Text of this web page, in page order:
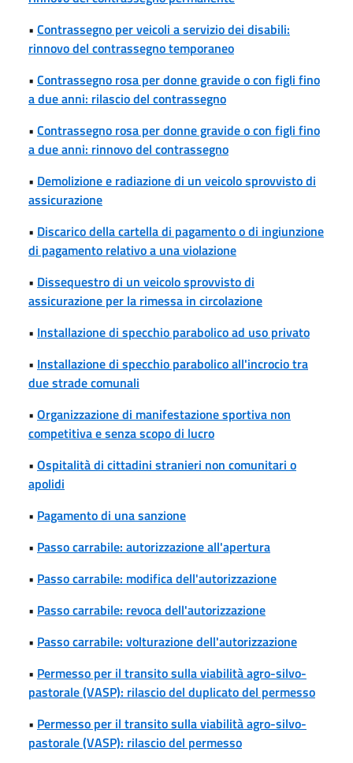
• Contrassegno per veicoli a servizio dei disabili:
rinnovo del contrassegno temporaneo
• Contrassegno rosa per donne gravide o con figli fino
a due anni: rilascio del contrassegno
• Contrassegno rosa per donne gravide o con figli fino
a due anni: rinnovo del contrassegno
• Demolizione e radiazione di un veicolo sprovvisto di
assicurazione
• Discarico della cartella di pagamento o di ingiunzione
di pagamento relativo a una violazione
• Dissequestro di un veicolo sprovvisto di
assicurazione per la rimessa in circolazione
• Installazione di specchio parabolico ad uso privato
• Installazione di specchio parabolico all'incrocio tra
due strade comunali
• Organizzazione di manifestazione sportiva non
competitiva e senza scopo di lucro
• Ospitalità di cittadini stranieri non comunitari o
apolidi
• Pagamento di una sanzione
• Passo carrabile: autorizzazione all'apertura
• Passo carrabile: modifica dell'autorizzazione
• Passo carrabile: revoca dell'autorizzazione
• Passo carrabile: volturazione dell'autorizzazione
• Permesso per il transito sulla viabilità agro-silvo-
pastorale (VASP): rilascio del duplicato del permesso
• Permesso per il transito sulla viabilità agro-silvo-
pastorale (VASP): rilascio del permesso